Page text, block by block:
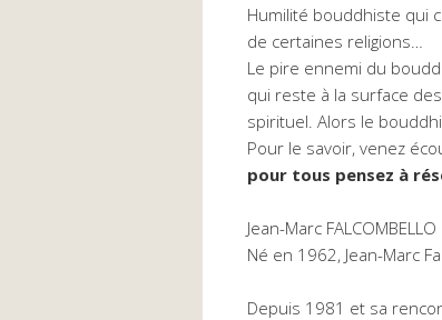
Humilité bouddhiste qui
de certaines religions…
Le pire ennemi du
qui reste à la surface
spirituel. Alors le
Pour le savoir, venez
pour tous pensez à
Jean-Marc FALCOMBELLO
Né en 1962, Jean-Marc
Depuis 1981 et sa